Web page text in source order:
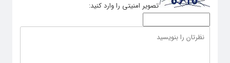
تصویر امنیتی را وارد کنید: